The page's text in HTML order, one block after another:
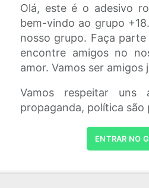
Olá, este é o adesivo
bem-vindo ao grupo
nosso grupo. Faça
encontre amigos no
amor. Vamos ser amigos
Vamos respeitar uns
propaganda, política são
ENTRAR NO